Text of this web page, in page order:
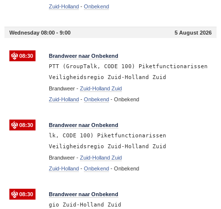
Zuid-Holland - Onbekend
Wednesday 08:00 - 9:00 5 August 2026
08:30 Brandweer naar Onbekend
PTT (GroupTalk, CODE 100) Piketfunctionarissen
Veiligheidsregio Zuid-Holland Zuid
Brandweer - Zuid-Holland Zuid
Zuid-Holland - Onbekend - Onbekend
08:30 Brandweer naar Onbekend
lk, CODE 100) Piketfunctionarissen
Veiligheidsregio Zuid-Holland Zuid
Brandweer - Zuid-Holland Zuid
Zuid-Holland - Onbekend - Onbekend
08:30 Brandweer naar Onbekend
gio Zuid-Holland Zuid